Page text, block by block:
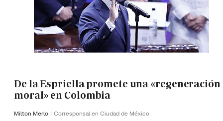
De la Espriella promete una «regeneración
moral» en Colombia
Milton Merlo Corresponsal en Ciudad de México